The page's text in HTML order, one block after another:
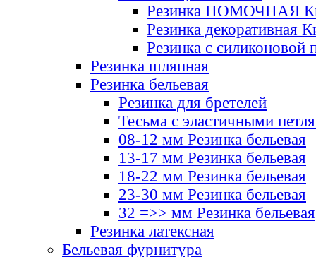
Резинка ПОМОЧНАЯ
Резинка декоративная
Резинка с силиконовой
Резинка шляпная
Резинка бельевая
Резинка для бретелей
Тесьма с эластичными
08-12 мм Резинка бельевая
13-17 мм Резинка бельевая
18-22 мм Резинка бельевая
23-30 мм Резинка бельевая
32 =>> мм Резинка бельевая
Резинка латексная
Бельевая фурнитура